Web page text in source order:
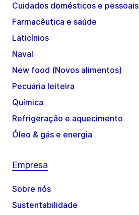
Cuidados domésticos e pessoais
Farmacêutica e saúde
Laticínios
Naval
New food (Novos alimentos)
Pecuária leiteira
Química
Refrigeração e aquecimento
Óleo & gás e energia
Empresa
Sobre nós
Sustentabilidade